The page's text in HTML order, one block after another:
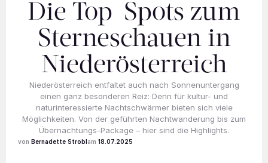
Die Top-Spots zum
Sterneschauen in
Niederösterreich
Niederösterreich entfaltet auch nach Sonnenuntergang
einen ganz besonderen Reiz: Denn für kultur- und
naturinteressierte Nachtschwärmer bieten sich viele
Möglichkeiten. Von der geführten Nachtwanderung bis zum
Übernachtungs-Package – hier sind die Highlights.
Bernadette Strobl 18.07.2025